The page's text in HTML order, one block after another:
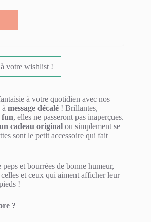
votre wishlist !
à votre quotidien avec nos
à message décalé ! Brillantes,
fun, elles ne passeront pas inaperçues.
cadeau original ou simplement se
sont le petit accessoire qui fait
et bourrées de bonne humeur,
et ceux qui aiment afficher leur
!
?